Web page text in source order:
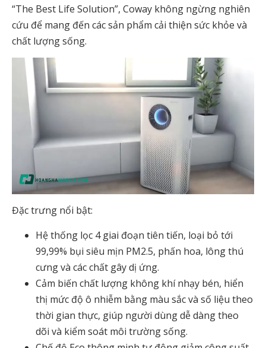
“The Best Life Solution”, Coway không ngừng nghiên
cứu để mang đến các sản phẩm cải thiện sức khỏe và
chất lượng sống.
Đặc trưng nổi bật:
Hệ thống lọc 4 giai đoạn tiên tiến, loại bỏ tới
99,99% bụi siêu mịn PM2.5, phấn hoa, lông thú
cưng và các chất gây dị ứng.
Cảm biến chất lượng không khí nhạy bén, hiển
thị mức độ ô nhiễm bằng màu sắc và số liệu theo
thời gian thực, giúp người dùng dễ dàng theo
dõi và kiểm soát môi trường sống.